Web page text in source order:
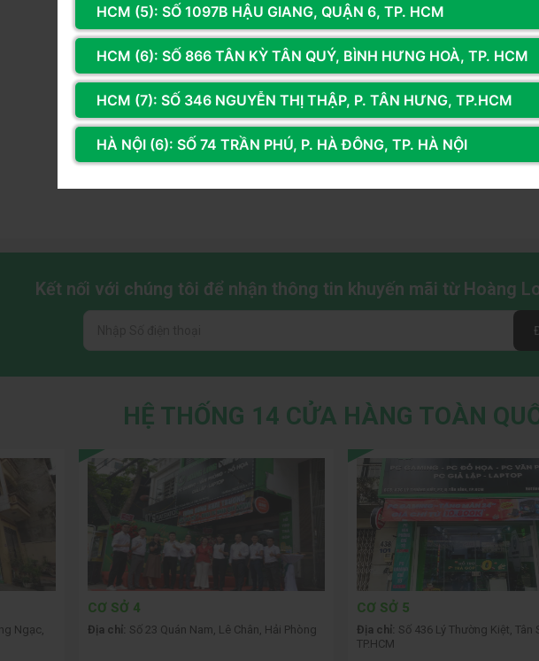
Kết nối với chúng tôi để nhận thông tin khuyến mãi từ Hoàng
HỆ THỐNG 14 CỬA HÀNG TOÀN
Ngạc,
CƠ SỞ 4
Địa chỉ: Số 23 Quán Nam, Lê Chân, Hải Phòng
CƠ SỞ 5
Địa chỉ: Số 436 Lý Thường Kiệt, Tân
TP.HCM
HCM (5): SỐ 1097B HẬU GIANG, QUẬN 6, TP. HCM
HCM (6): SỐ 866 TÂN KỲ TÂN QUÝ, BÌNH HƯNG HOÀ, TP. HCM
HCM (7): SỐ 346 NGUYỄN THỊ THẬP, P. TÂN HƯNG, TP.HCM
HÀ NỘI (6): SỐ 74 TRẦN PHÚ, P. HÀ ĐÔNG, TP. HÀ NỘI